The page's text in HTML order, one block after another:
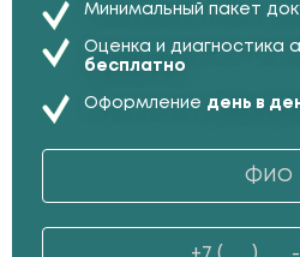
Минимальный пакет
Оценка и диагностика
бесплатно
Оформление день в